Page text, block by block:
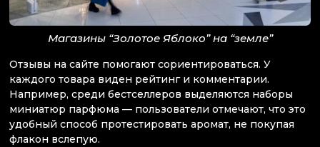
Магазины “Золотое Яблоко” на “земле”
Отзывы на сайте помогают сориентироваться. У
каждого товара виден рейтинг и комментарии.
Например, среди бестселлеров выделяются наборы
миниатюр парфюма — пользователи отмечают, что это
удобный способ протестировать аромат, не покупая
флакон вслепую.